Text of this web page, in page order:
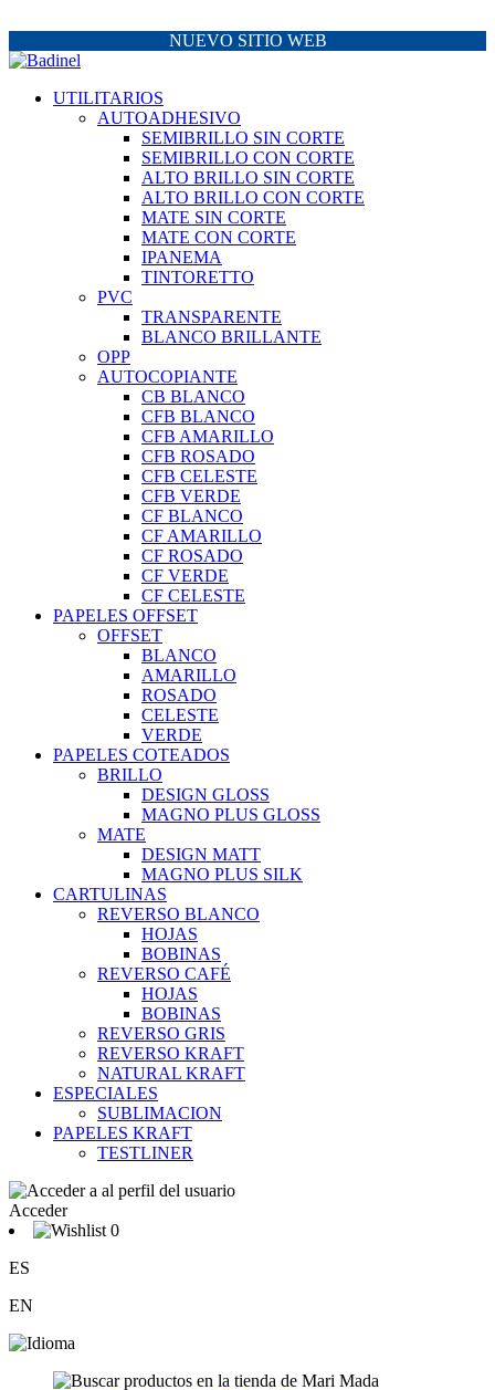
NUEVO SITIO WEB
UTILITARIOS
AUTOADHESIVO
SEMIBRILLO SIN CORTE
SEMIBRILLO CON CORTE
ALTO BRILLO SIN CORTE
ALTO BRILLO CON CORTE
MATE SIN CORTE
MATE CON CORTE
IPANEMA
TINTORETTO
PVC
TRANSPARENTE
BLANCO BRILLANTE
OPP
AUTOCOPIANTE
CB BLANCO
CFB BLANCO
CFB AMARILLO
CFB ROSADO
CFB CELESTE
CFB VERDE
CF BLANCO
CF AMARILLO
CF ROSADO
CF VERDE
CF CELESTE
PAPELES OFFSET
OFFSET
BLANCO
AMARILLO
ROSADO
CELESTE
VERDE
PAPELES COTEADOS
BRILLO
DESIGN GLOSS
MAGNO PLUS GLOSS
MATE
DESIGN MATT
MAGNO PLUS SILK
CARTULINAS
REVERSO BLANCO
HOJAS
BOBINAS
REVERSO CAFÉ
HOJAS
BOBINAS
REVERSO GRIS
REVERSO KRAFT
NATURAL KRAFT
ESPECIALES
SUBLIMACION
PAPELES KRAFT
TESTLINER
Acceder
0
ES
EN